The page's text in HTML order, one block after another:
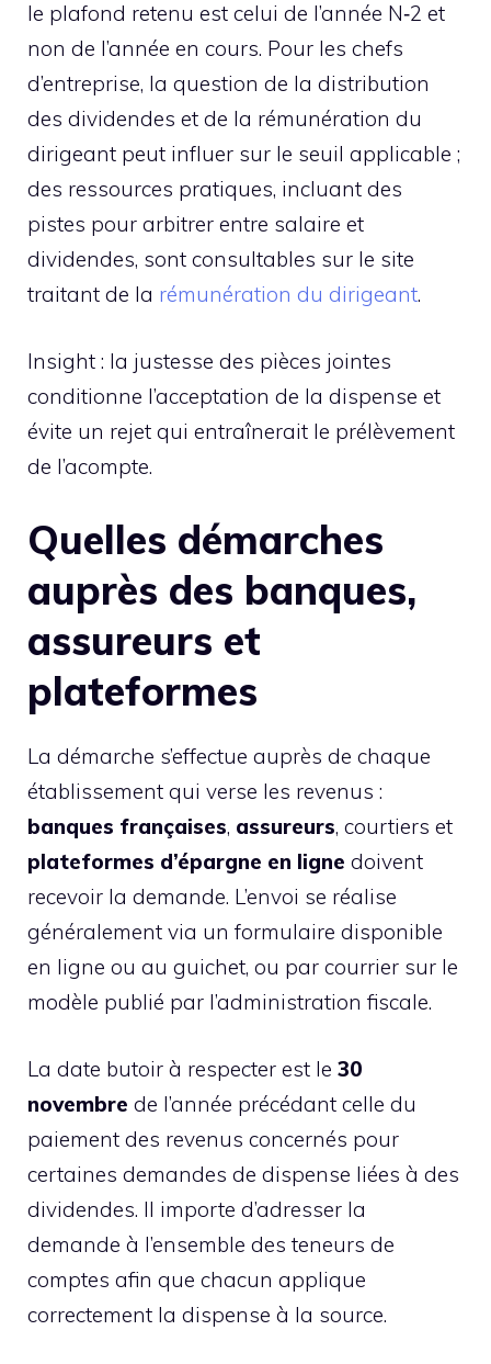
le plafond retenu est celui de l’année N‑2 et
non de l’année en cours. Pour les chefs
d’entreprise, la question de la distribution
des dividendes et de la rémunération du
dirigeant peut influer sur le seuil applicable ;
des ressources pratiques, incluant des
pistes pour arbitrer entre salaire et
dividendes, sont consultables sur le site
traitant de la rémunération du dirigeant.
Insight : la justesse des pièces jointes
conditionne l’acceptation de la dispense et
évite un rejet qui entraînerait le prélèvement
de l’acompte.
Quelles démarches
auprès des banques,
assureurs et
plateformes
La démarche s’effectue auprès de chaque
établissement qui verse les revenus :
banques françaises, assureurs, courtiers et
plateformes d’épargne en ligne doivent
recevoir la demande. L’envoi se réalise
généralement via un formulaire disponible
en ligne ou au guichet, ou par courrier sur le
modèle publié par l’administration fiscale.
La date butoir à respecter est le 30
novembre de l’année précédant celle du
paiement des revenus concernés pour
certaines demandes de dispense liées à des
dividendes. Il importe d’adresser la
demande à l’ensemble des teneurs de
comptes afin que chacun applique
correctement la dispense à la source.